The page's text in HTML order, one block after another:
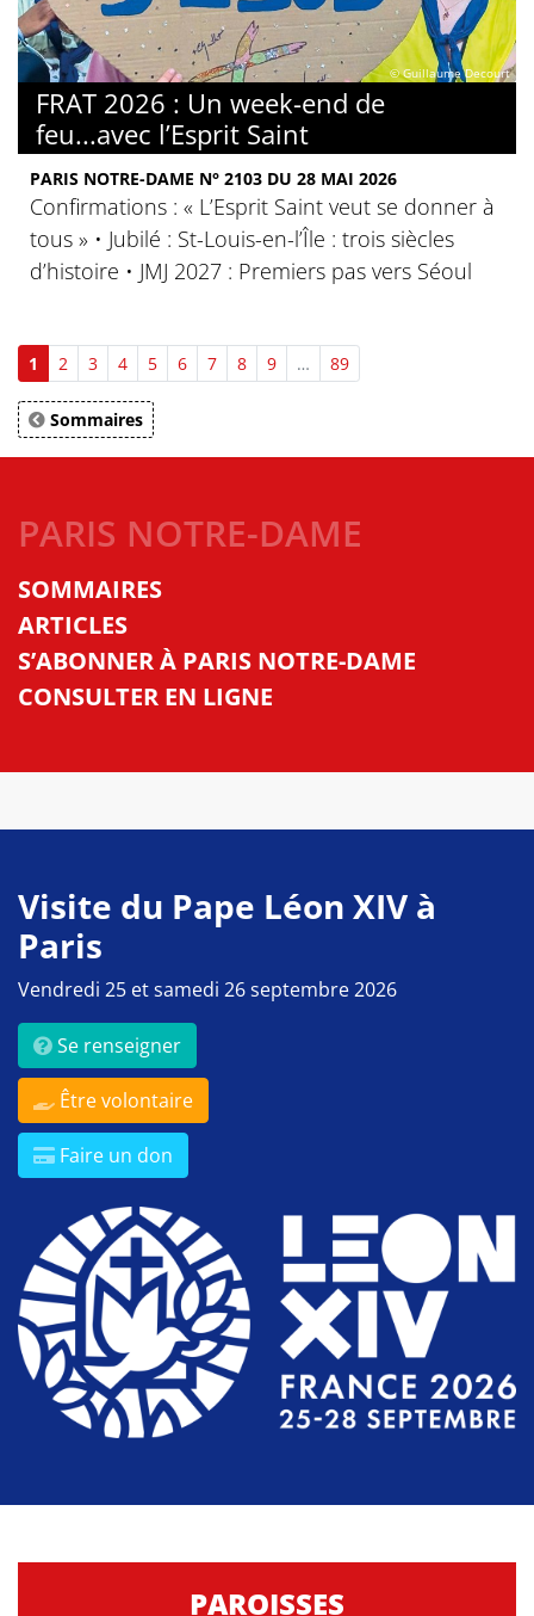
© Guillaume Decourt
FRAT 2026 : Un week-end de
feu...avec l’Esprit Saint
PARIS NOTRE-DAME N° 2103 DU 28 MAI 2026
Confirmations : « L’Esprit Saint veut se donner à
tous » • Jubilé : St-Louis-en-l’Île : trois siècles
d’histoire • JMJ 2027 : Premiers pas vers Séoul
1 2 3 4 5 6 7 8 9 … 89
Sommaires
PARIS NOTRE-DAME
SOMMAIRES
ARTICLES
S’ABONNER À PARIS NOTRE-DAME
CONSULTER EN LIGNE
Visite du Pape Léon XIV à
Paris
Vendredi 25 et samedi 26 septembre 2026
Se renseigner
Être volontaire
Faire un don
PAROISSES